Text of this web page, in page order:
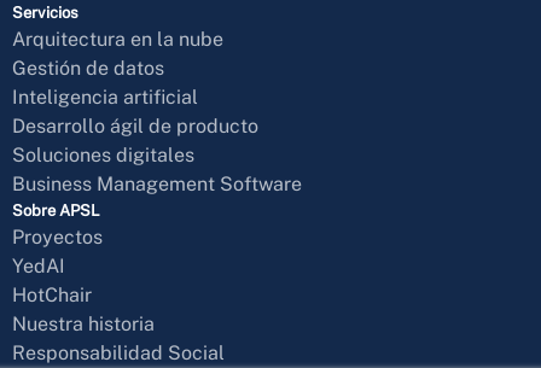
Servicios
Arquitectura en la nube
Gestión de datos
Inteligencia artificial
Desarrollo ágil de producto
Soluciones digitales
Business Management Software
Sobre APSL
Proyectos
YedAI
HotChair
Nuestra historia
Responsabilidad Social